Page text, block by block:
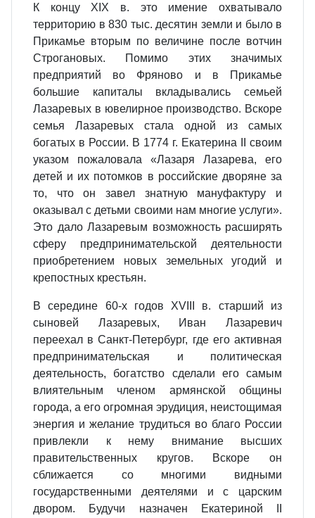
К концу XIX в. это имение охватывало
территорию в 830 тыс. десятин земли и было в
Прикамье вторым по величине после вотчин
Строгановых. Помимо этих значимых
предприятий во Фряново и в Прикамье
большие капиталы вкладывались семьей
Лазаревых в ювелирное производство. Вскоре
семья Лазаревых стала одной из самых
богатых в России. В 1774 г. Екатерина II своим
указом пожаловала «Лазаря Лазарева, его
детей и их потомков в российские дворяне за
то, что он завел знатную мануфактуру и
оказывал с детьми своими нам многие услуги».
Это дало Лазаревым возможность расширять
сферу предпринимательской деятельности
приобретением новых земельных угодий и
крепостных крестьян.
В середине 60-х годов XVIII в. старший из
сыновей Лазаревых, Иван Лазаревич
переехал в Санкт-Петербург, где его активная
предпринимательская и политическая
деятельность, богатство сделали его самым
влиятельным членом армянской общины
города, а его огромная эрудиция, неистощимая
энергия и желание трудиться во благо России
привлекли к нему внимание высших
правительственных кругов. Вскоре он
сближается со многими видными
государственными деятелями и с царским
двором. Будучи назначен Екатериной II